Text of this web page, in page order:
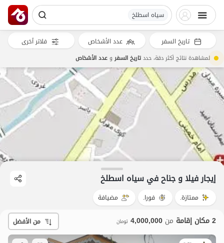
سیاه اسطلخ
إيجار فيلا و جناح في سیاه اسطلخ
ممتازة. فورا. مضيافة
2 مكان إقامة من 4,000,000 تومان من الأفضل
تاريخ السفر عدد الأشخاص فلاتر أخرى
لمشاهدة نتائج أكثر دقة، حددتاريخ السفروعدد الأشخاص